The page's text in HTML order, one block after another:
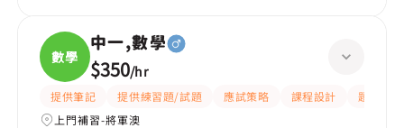
數學
中一,數學
$350/hr
提供筆記 提供練習題/試題 應試策略 課程設計
題目講解
上門補習-將軍澳